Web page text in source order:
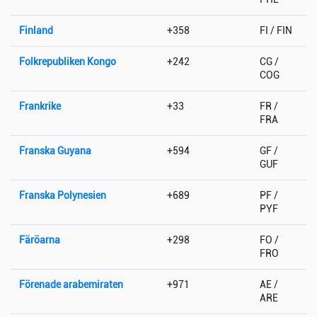
Finland +358 FI / FIN
Folkrepubliken Kongo +242
CG /
COG
Frankrike +33
FR /
FRA
Franska Guyana +594
GF /
GUF
Franska Polynesien +689
PF /
PYF
Färöarna +298
FO /
FRO
Förenade arabemiraten +971
AE /
ARE